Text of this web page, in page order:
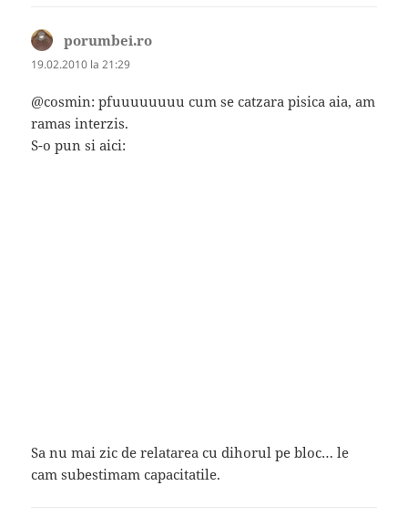
porumbei.ro
19.02.2010 la 21:29
@cosmin: pfuuuuuuuu cum se catzara pisica aia, am
ramas interzis.
S-o pun si aici:
Sa nu mai zic de relatarea cu dihorul pe bloc… le
cam subestimam capacitatile.